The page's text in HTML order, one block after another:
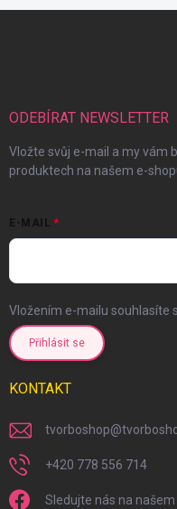
ODEBÍRAT NEWSLETTER
Vložte svůj e-mail a my vám
produktech na našem e-
E-MAIL
Vložením e-mailu souhlasíte s
Přihlásit se
KONTAKT
tvorboshop@
+420 778 556 714
Sledujte nás na